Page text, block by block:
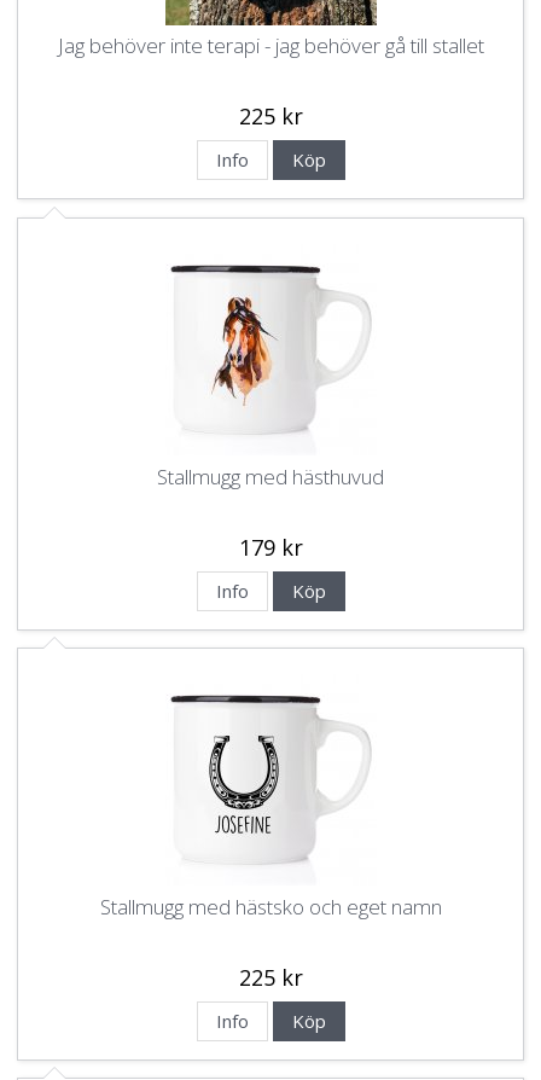
Jag behöver inte terapi - jag behöver gå till stallet
225 kr
Info Köp
Stallmugg med hästhuvud
179 kr
Info Köp
Stallmugg med hästsko och eget namn
225 kr
Info Köp